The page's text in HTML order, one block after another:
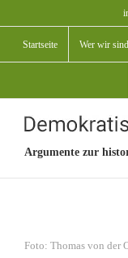
Inhalt
springen
Startseite Wer wir sind
Argumente zur
View
Foto: Thomas von der